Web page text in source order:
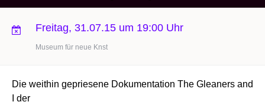
Freitag, 31.07.15 um 19:00 Uhr
Museum für neue Knst
Die weithin gepriesene Dokumentation The Gleaners and
I der